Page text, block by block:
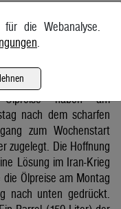
APA
Dollar
haben am
nach dem scharfen
zum Wochenstart
zugelegt. Die Hoffnung
Lösung im Iran-Krieg
die Ölpreise am Montag
nach unten gedrückt.
die Webanalyse.
.